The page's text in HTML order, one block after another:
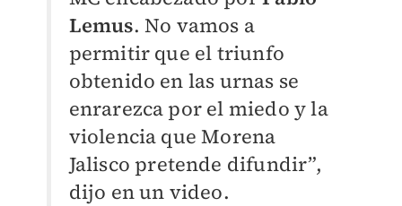
Lemus. No vamos a
permitir que el triunfo
obtenido en las urnas se
enrarezca por el miedo y la
violencia que Morena
Jalisco pretende difundir”,
dijo en un video.